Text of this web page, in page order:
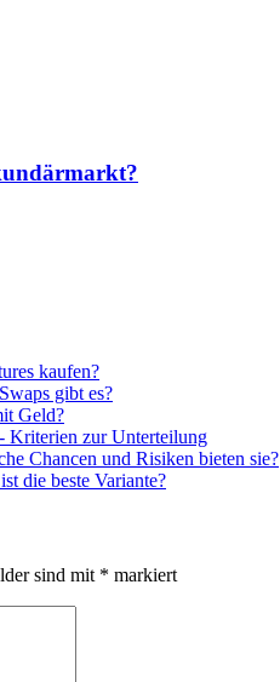
kaufen?
gibt es?
Geld?
Kriterien zur Unterteilung
Chancen und Risiken bieten sie?
die beste Variante?
sind mit * markiert